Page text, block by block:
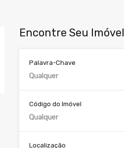
Encontre Seu Imóvel
Palavra-Chave
Código do Imóvel
Localização